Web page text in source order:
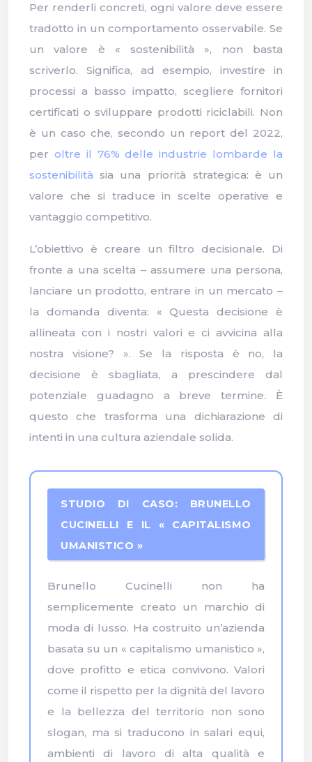
Per renderli concreti, ogni valore deve essere
tradotto in un comportamento osservabile. Se
un valore è « sostenibilità », non basta
scriverlo. Significa, ad esempio, investire in
processi a basso impatto, scegliere fornitori
certificati o sviluppare prodotti riciclabili. Non
è un caso che, secondo un report del 2022,
per oltre il 76% delle industrie lombarde la
sostenibilità sia una priorità strategica: è un
valore che si traduce in scelte operative e
vantaggio competitivo.
L’obiettivo è creare un filtro decisionale. Di
fronte a una scelta – assumere una persona,
lanciare un prodotto, entrare in un mercato –
la domanda diventa: « Questa decisione è
allineata con i nostri valori e ci avvicina alla
nostra visione? ». Se la risposta è no, la
decisione è sbagliata, a prescindere dal
potenziale guadagno a breve termine. È
questo che trasforma una dichiarazione di
intenti in una cultura aziendale solida.
STUDIO DI CASO: BRUNELLO
CUCINELLI E IL « CAPITALISMO
UMANISTICO »
Brunello Cucinelli non ha
semplicemente creato un marchio di
moda di lusso. Ha costruito un’azienda
basata su un « capitalismo umanistico »,
dove profitto e etica convivono. Valori
come il rispetto per la dignità del lavoro
e la bellezza del territorio non sono
slogan, ma si traducono in salari equi,
ambienti di lavoro di alta qualità e